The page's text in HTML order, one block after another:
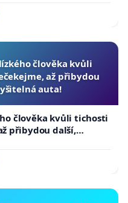
člověka kvůli
až přibydou
auta!
člověka kvůli tichosti
přibydou další,